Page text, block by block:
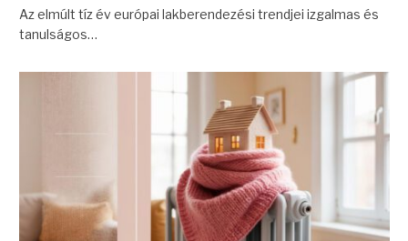
Az elmúlt tíz év európai lakberendezési trendjei izgalmas és
tanulságos…